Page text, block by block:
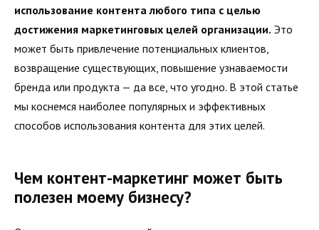
использование контента любого типа с целью
достижения маркетинговых целей организации. Это
может быть привлечение потенциальных клиентов,
возвращение существующих, повышение узнаваемости
бренда или продукта — да все, что угодно. В этой статье
мы коснемся наиболее популярных и эффективных
способов использования контента для этих целей.
Чем контент-маркетинг может быть
полезен моему бизнесу?